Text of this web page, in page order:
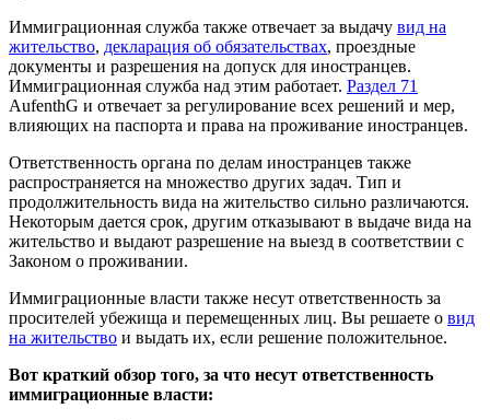
Иммиграционная служба также отвечает за выдачу вид на
жительство, декларация об обязательствах, проездные
документы и разрешения на допуск для иностранцев.
Иммиграционная служба над этим работает. Раздел 71
AufenthG и отвечает за регулирование всех решений и мер,
влияющих на паспорта и права на проживание иностранцев.
Ответственность органа по делам иностранцев также
распространяется на множество других задач. Тип и
продолжительность вида на жительство сильно различаются.
Некоторым дается срок, другим отказывают в выдаче вида на
жительство и выдают разрешение на выезд в соответствии с
Законом о проживании.
Иммиграционные власти также несут ответственность за
просителей убежища и перемещенных лиц. Вы решаете о вид
на жительство и выдать их, если решение положительное.
Вот краткий обзор того, за что несут ответственность
иммиграционные власти: